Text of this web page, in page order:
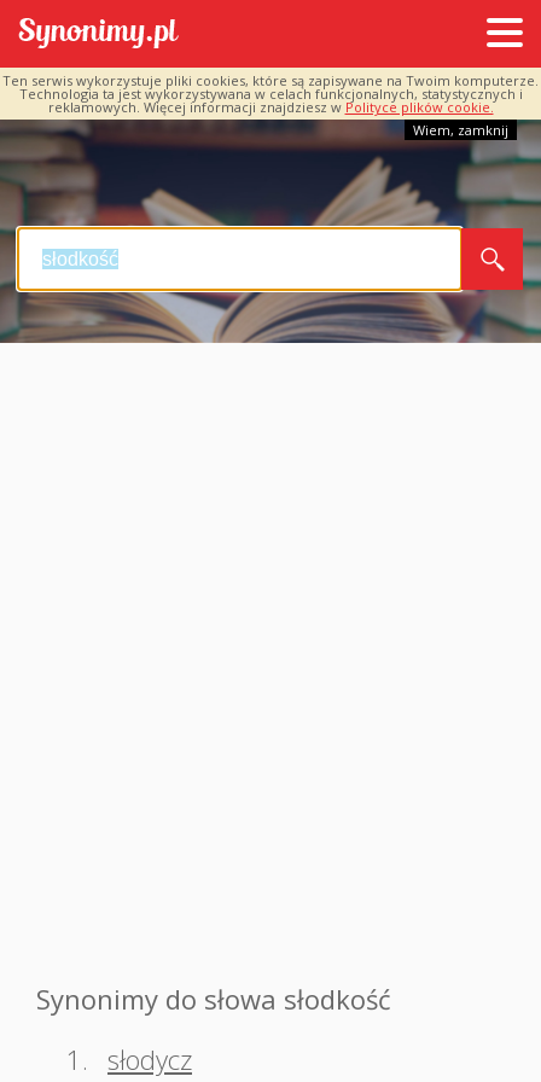
Ten serwis wykorzystuje pliki cookies, które są zapisywane na Twoim komputerze.
Technologia ta jest wykorzystywana w celach funkcjonalnych, statystycznych i
reklamowych. Więcej informacji znajdziesz w Polityce plików cookie.
Wiem, zamknij
Synonimy do słowa słodkość
1.
słodycz